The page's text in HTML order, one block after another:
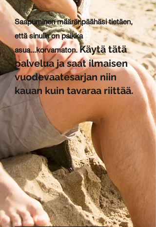
Saapuminen määränpäähäsi tietäen,
että sinulla on paikka
asua...korvamaton. Käytä tätä
palvelua ja saat ilmaisen
vuodevaatesarjan niin
kauan kuin tavaraa riittää.